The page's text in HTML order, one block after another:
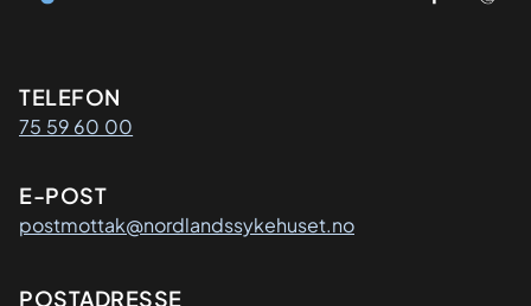
Kontaktinformasjon
TELEFON
75 59 60 00
E-POST
postmottak@nordlandssykehuset.no
POSTADRESSE